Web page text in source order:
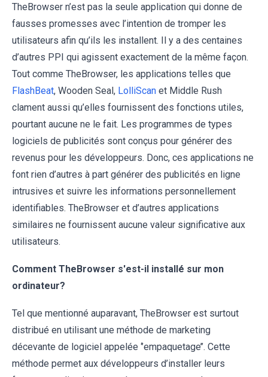
TheBrowser n’est pas la seule application qui donne de
fausses promesses avec l’intention de tromper les
utilisateurs afin qu’ils les installent. Il y a des centaines
d’autres PPI qui agissent exactement de la même façon.
Tout comme TheBrowser, les applications telles que
FlashBeat, Wooden Seal, LolliScan et Middle Rush
clament aussi qu’elles fournissent des fonctions utiles,
pourtant aucune ne le fait. Les programmes de types
logiciels de publicités sont conçus pour générer des
revenus pour les développeurs. Donc, ces applications ne
font rien d’autres à part générer des publicités en ligne
intrusives et suivre les informations personnellement
identifiables. TheBrowser et d’autres applications
similaires ne fournissent aucune valeur significative aux
utilisateurs.
Comment TheBrowser s'est-il installé sur mon
ordinateur?
Tel que mentionné auparavant, TheBrowser est surtout
distribué en utilisant une méthode de marketing
décevante de logiciel appelée ‘’empaquetage’’. Cette
méthode permet aux développeurs d’installer leurs